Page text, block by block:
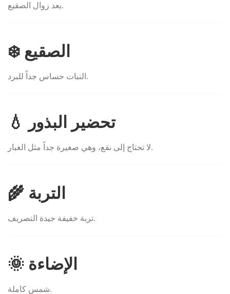
بعد زوال الصقيع.
❄️ الصقيع
النبات حساس جداً للبرد.
💧 تحضير البذور
لا تحتاج إلى نقع، وهي صغيرة جداً مثل الغبار.
🌾 التربة
تربة خفيفة جيدة التصريف.
🌞 الإضاءة
شمس كاملة.